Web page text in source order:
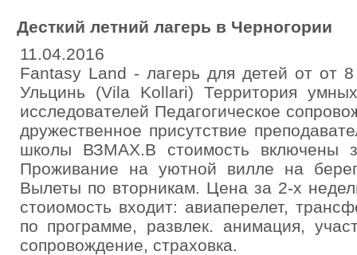
Десткий летний лагерь в Черногории
11.04.2016
Fantasy Land - лагерь для детей от от
Ульцинь (Vila Kollari) Территория
исследователей Педагогическое
дружественное присутствие
школы ВЗМАХ.В стоимость включены
Проживание на уютной вилле на
Вылеты по вторникам. Цена за 2-х
стоиомость входит: авиаперелет,
по программе, развлек. анимация,
сопровождение, страховка.